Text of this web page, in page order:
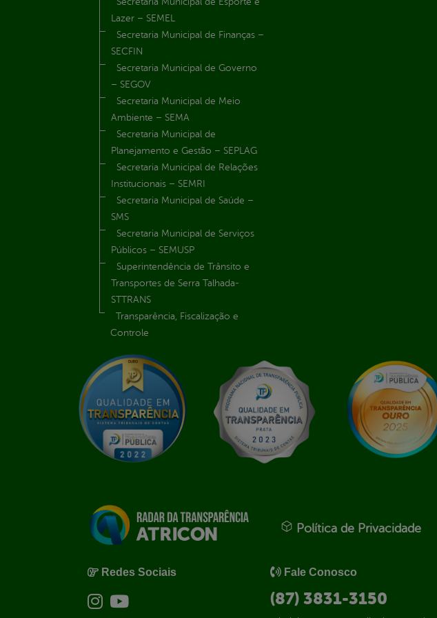
Lazer – SEMEL
Secretaria Municipal de Finanças –
SECFIN
Secretaria Municipal de Governo
– SEGOV
Secretaria Municipal de Meio
Ambiente – SEMA
Secretaria Municipal de
Planejamento e Gestão – SEPLAG
Secretaria Municipal de Relações
Institucionais – SEMRI
Secretaria Municipal de Saúde –
SMS
Secretaria Municipal de Serviços
Públicos – SEMUSP
Superintendência de Trânsito e
Transportes de Serra Talhada-
STTRANS
Transparência, Fiscalização e
Controle
Política de Privacidade
Redes Sociais Fale Conosco
(87) 3831-3150